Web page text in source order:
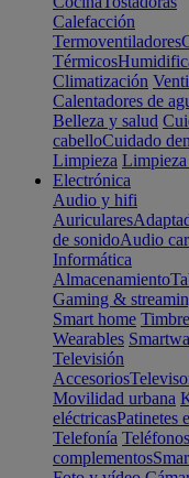
Calefacción
Termoventiladores
Térmicos
Climatización
Calentadores de
Belleza y salud
cabelloCuidado
Limpieza
Electrónica
Audio y hifi
Auriculares
de sonidoAudio
Informática
Almacenamiento
Gaming &
Smart home
Wearables
Televisión
Accesorios
Movilidad urbana
eléctricasPatinetes
Telefonía
complementos